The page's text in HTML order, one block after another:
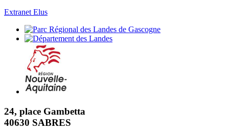
Extranet Elus
24, place Gambetta
40630 SABRES